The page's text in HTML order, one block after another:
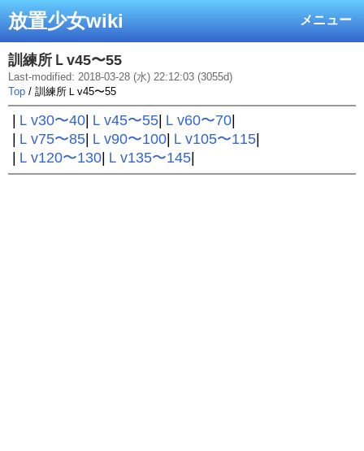
メニュー
放置少女wiki
訓練所Ｌv45〜55
Last-modified: 2018-03-28 (水) 22:12:03 (3055d)
Top / 訓練所Ｌv45〜55
Ｌv30〜40 Ｌv45〜55 Ｌv60〜70
Ｌv75〜85 Ｌv90〜100 Ｌv105〜115
Ｌv120〜130 Ｌv135〜145